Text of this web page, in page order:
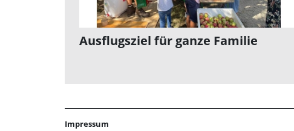
Ausflugsziel für ganze Familie
Impressum